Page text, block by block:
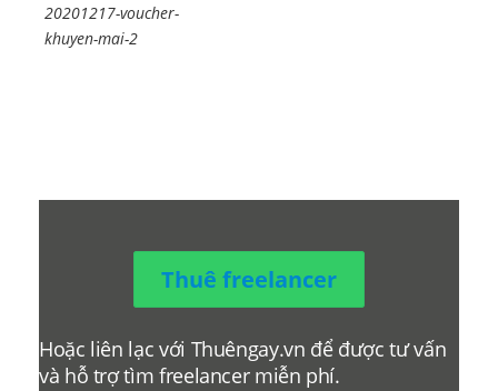
20201217-voucher-
khuyen-mai-2
Thuê freelancer
Hoặc liên lạc với Thuêngay.vn để được tư vấn
và hỗ trợ tìm freelancer miễn phí.